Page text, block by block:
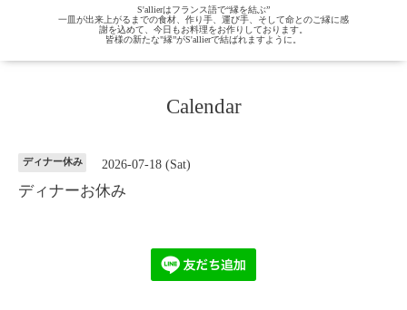
S'allierはフランス語で“縁を結ぶ”
一皿が出来上がるまでの食材、作り手、運び手、そして命とのご縁に感
謝を込めて、今日もお料理をお作りしております。
皆様の新たな"縁”がS'allierで結ばれますように。
Calendar
ディナー休み 2026-07-18 (Sat)
ディナーお休み